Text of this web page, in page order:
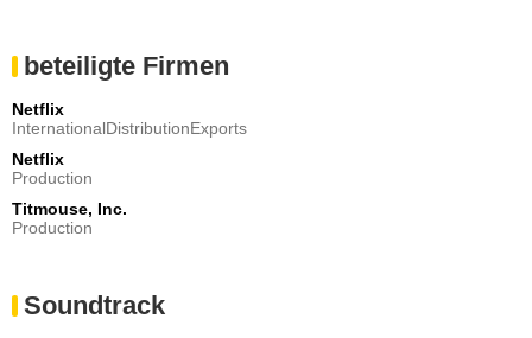
beteiligte Firmen
Netflix
InternationalDistributionExports
Netflix
Production
Titmouse, Inc.
Production
Soundtrack